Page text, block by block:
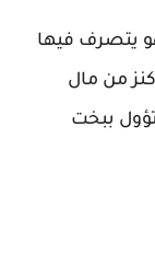
يتصرف فيها
من مال
ببخت